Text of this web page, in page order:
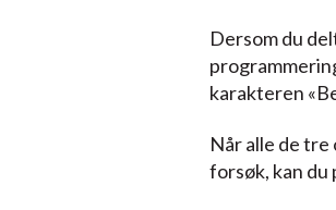
Dersom du
karakteren
Når alle de
forsøk, kan du